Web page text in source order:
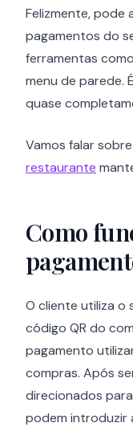
Felizmente, pode
pagamentos do
ferramentas
menu de parede.
quase
Vamos falar
restaurante
Como
O cliente utiliza o
código QR do
pagamento
compras. Após
direcionados
podem introduzir